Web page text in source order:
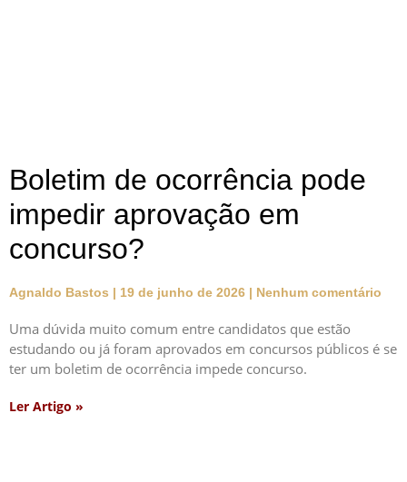
Boletim de ocorrência pode
impedir aprovação em
concurso?
Agnaldo Bastos 19 de junho de 2026 Nenhum comentário
Uma dúvida muito comum entre candidatos que estão
estudando ou já foram aprovados em concursos públicos é se
ter um boletim de ocorrência impede concurso.
Ler Artigo »